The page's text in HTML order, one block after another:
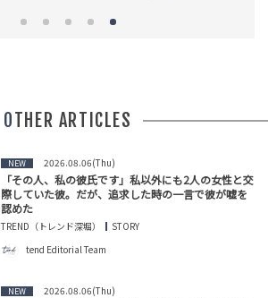
OTHER ARTICLES
NEW 2026.08.06(Thu)
「その人、私の彼氏です」私以外にも2人の女性と交
際していた彼。だが、追求した時の一言で彼が嘘を
認めた
TREND（トレンド深堀）
STORY
tend Editorial Team
NEW 2026.08.06(Thu)